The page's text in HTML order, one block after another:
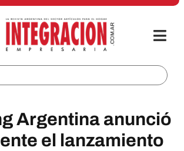
Argentina anunció
el lanzamiento